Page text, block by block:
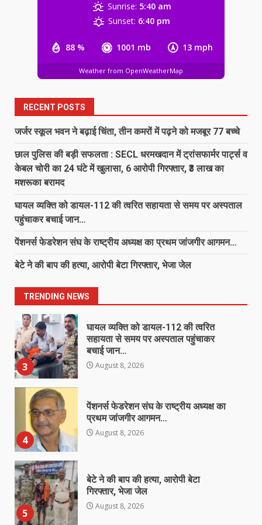
88 % 1001 mb 13 mph
Sunrise: 5:40 am
Sunset: 6:40 pm
Weather from OpenWeatherMap
RECENT POSTS
जर्जर स्कूल भवन ने बढ़ाई चिंता, तीन कमरों में पढ़ने को मजबूर 77 बच्चे
छाल पुलिस की बड़ी सफलता : SECL धरमखदान में ट्रांसफार्मर पार्ट्स व
केबल चोरी का 24 घंटे में खुलासा, 6 आरोपी गिरफ्तार, ₹3 लाख का
मशरूका बरामद
घायल व्यक्ति को डायल-112 की त्वरित सहायता से समय पर अस्पताल
पहुंचाकर बचाई जान…
पेंशनर्स फेडरेशन संघ के राष्ट्रीय अध्यक्ष का प्रथम जांजगीर आगमन…
बेटे ने की बाप की हत्या, आरोपी बेटा गिरफ्तार, भेजा जेल
TRENDING NEWS
बल्ले-बल्ले और किसान का ‘ऑनलाइन’ कटा
August 8, 2026
7
138 करोड़ की लागत से नांदघाट-मुंगेली रोड
होगा फोरलेन…
August 8, 2026
1
में पढ़ने को मजबूर 77 बच्चे
2
छाल पुलिस की बड़ी सफलता : SECL
धरमखदान में ट्रांसफार्मर पार्ट्स व केबल
चोरी का 24 घंटे में खुलासा, 6 आरोपी
3
घायल व्यक्ति को डायल-112 की त्वरित
सहायता से समय पर अस्पताल पहुंचाकर
बचाई जान…
August 8, 2026
4
पेंशनर्स फेडरेशन संघ के राष्ट्रीय अध्यक्ष का
प्रथम जांजगीर आगमन…
August 8, 2026
5
बेटे ने की बाप की हत्या, आरोपी बेटा
गिरफ्तार, भेजा जेल
August 8, 2026